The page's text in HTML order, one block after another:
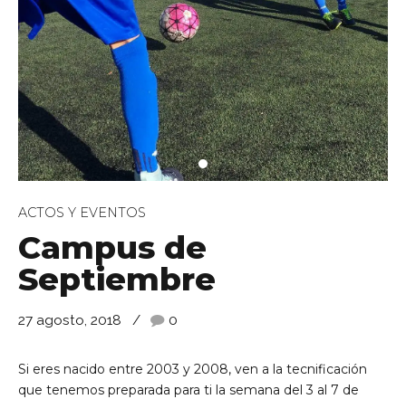
Ll 08950, Barcelona
ACTOS Y EVENTOS
Campus de
Septiembre
27 agosto, 2018 0
Si eres nacido entre 2003 y 2008, ven a la tecnificación
que tenemos preparada para ti la semana del 3 al 7 de